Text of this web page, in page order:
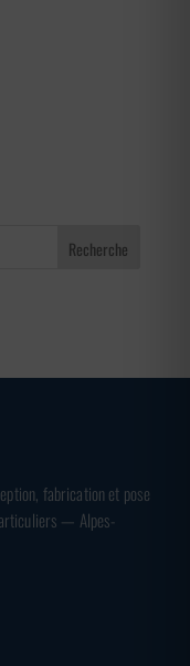
Recherche
fabrication et pose
— Alpes-